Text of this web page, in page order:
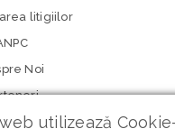
litigiilor
Noi
utilizează